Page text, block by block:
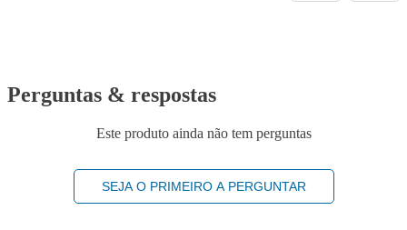
Perguntas & respostas
Este produto ainda não tem perguntas
SEJA O PRIMEIRO A PERGUNTAR